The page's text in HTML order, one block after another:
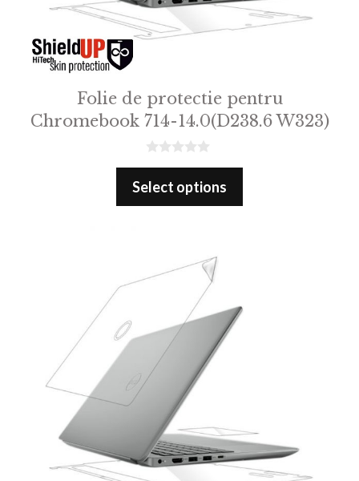
Folie de protectie pentru
Chromebook 714-14.0(D238.6 W323)
0
u
Select options